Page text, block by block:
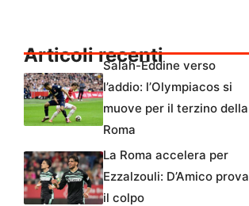
Articoli recenti
Salah-Eddine verso
l’addio: l’Olympiacos si
muove per il terzino della
Roma
La Roma accelera per
Ezzalzouli: D’Amico prova
il colpo